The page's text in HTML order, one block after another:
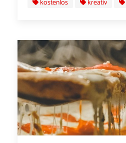
kostenlos
kreativ